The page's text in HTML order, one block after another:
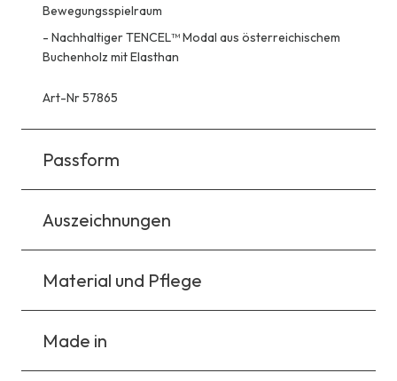
Bewegungsspielraum
- Nachhaltiger TENCEL™ Modal aus österreichischem
Buchenholz mit Elasthan
Art-Nr 57865
Passform
Auszeichnungen
Material und Pflege
Made in